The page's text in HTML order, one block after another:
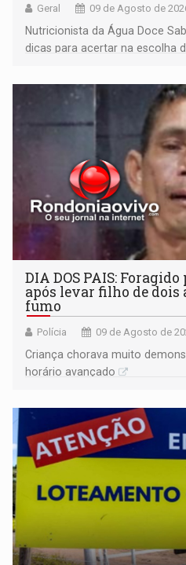
Geral 09 de Agosto de
Nutricionista da Água Doce
dicas para acertar na escolha
DIA DOS PAIS:
após levar filho de dois
fumo
Polícia 09 de Agosto de
Criança chorava muito
horário avançado